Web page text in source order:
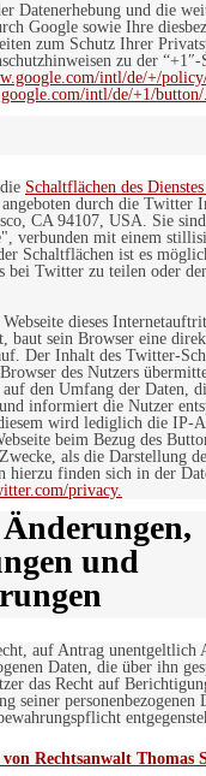
Datenerhebung und die
Google sowie Ihre
zum Schutz Ihrer
zu der
intl/de/+/
intl/de/+1/button/.
Schaltflächen des
durch die Twitter
CA 94107, USA. Sie
verbunden mit einem
Schaltflächen ist es
bei Twitter zu teilen oder
dieses
baut sein Browser eine
Der Inhalt des Twitter-
des Nutzers
auf den Umfang der Daten,
informiert die Nutzer
wird lediglich die IP-
beim Bezug des
als die Darstellung
hierzu finden sich in der
privacy.
und
auf Antrag unentgeltlich
Daten, die über ihn
das Recht auf
seiner personenbezogenen
Rechtsanwalt Thomas